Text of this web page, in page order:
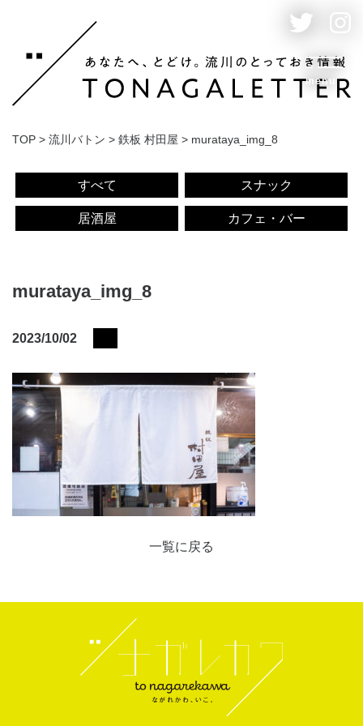
menu
TOP > 流川バトン > 鉄板 村田屋 > murataya_img_8
すべて スナック
居酒屋 カフェ・バー
murataya_img_8
2023/10/02
一覧に戻る